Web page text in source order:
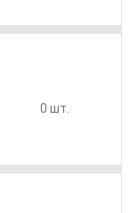
0 шт.